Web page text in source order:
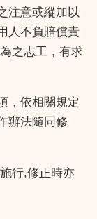
注意或縱加以
人不負賠償責
之志工，有求
，依相關規定
辦法隨同修
行,修正時亦